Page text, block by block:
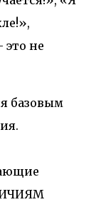
не
базовым